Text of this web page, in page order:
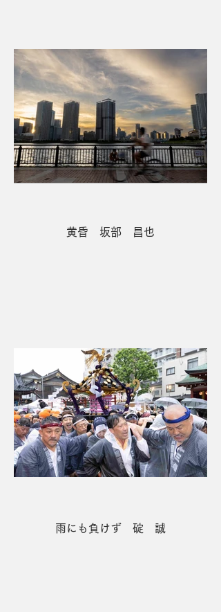
黄昏 坂部 昌也
雨にも負けず 碇 誠